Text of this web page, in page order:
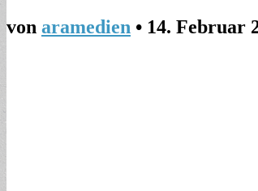
von aramedien • 14. Februar